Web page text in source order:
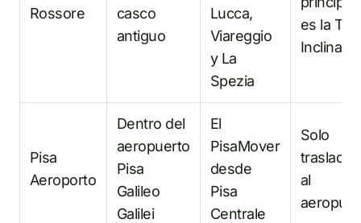
Rossore
casco
antiguo
Lucca,
Viareggio
y La
Spezia
es la
Inclinada
Pisa
Aeroporto
Dentro del
aeropuerto
Pisa
Galileo
Galilei
El
PisaMover
desde
Pisa
Centrale
Solo
traslados
al